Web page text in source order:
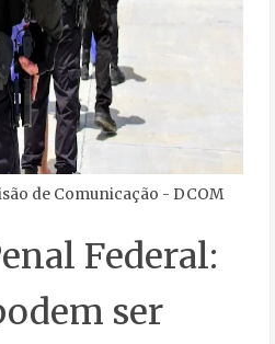
de Comunicação - DCOM
Federal:
ser